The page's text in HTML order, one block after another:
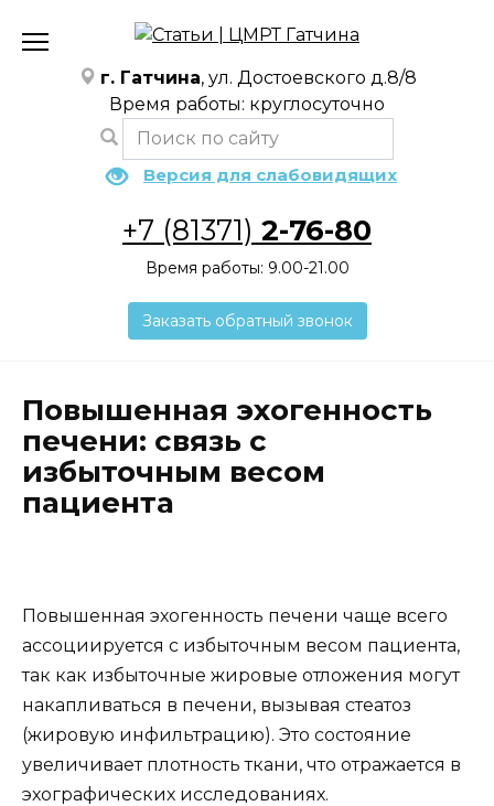
содержанию
г. Гатчина, ул. Достоевского д.8/8
Время работы: круглосуточно
Версия для слабовидящих
+7 (81371) 2-76-80
Время работы: 9.00-21.00
Заказать обратный звонок
Повышенная эхогенность
печени: связь с
избыточным весом
пациента
Повышенная эхогенность печени чаще всего
ассоциируется с избыточным весом пациента,
так как избыточные жировые отложения могут
накапливаться в печени, вызывая стеатоз
(жировую инфильтрацию). Это состояние
увеличивает плотность ткани, что отражается в
эхографических исследованиях.